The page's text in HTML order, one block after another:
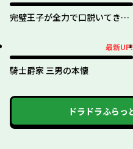
完璧王子が全力で口説いてきま
最新UP!
騎士爵家 三男の本懐
ドラドラふらっ